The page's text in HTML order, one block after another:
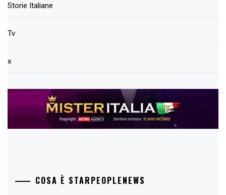
Storie Italiane
Tv
x
COSA È STARPEOPLENEWS